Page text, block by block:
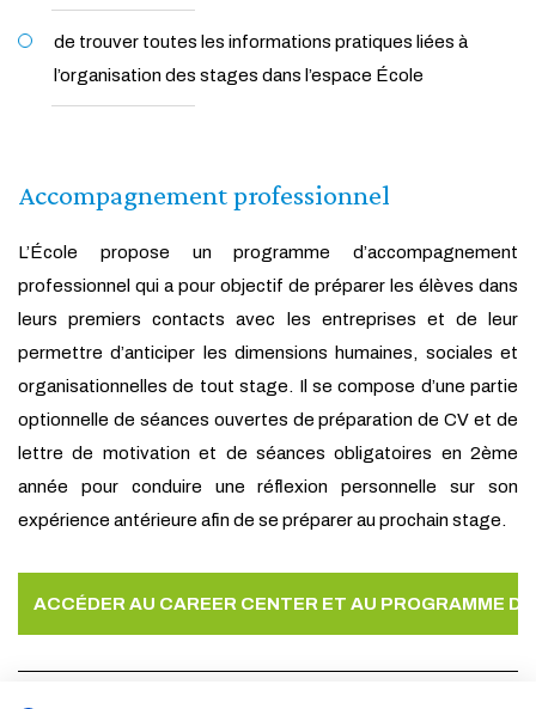
de trouver toutes les informations pratiques liées à
l’organisation des stages dans l’espace École
Accompagnement professionnel
L’École propose un programme d’accompagnement
professionnel qui a pour objectif de préparer les élèves dans
leurs premiers contacts avec les entreprises et de leur
permettre d’anticiper les dimensions humaines, sociales et
organisationnelles de tout stage. Il se compose d’une partie
optionnelle de séances ouvertes de préparation de CV et de
lettre de motivation et de séances obligatoires en 2ème
année pour conduire une réflexion personnelle sur son
expérience antérieure afin de se préparer au prochain stage.
ACCÉDER AU CAREER CENTER ET AU PROGRAMME